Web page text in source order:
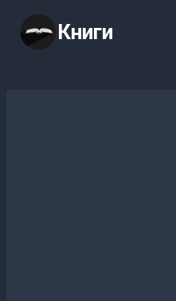
содержимому
Книги